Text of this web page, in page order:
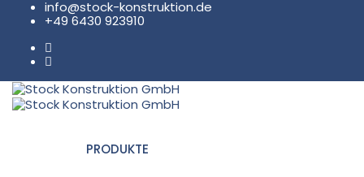
info@stock-konstruktion.de
+49 6430 923910
PRODUKTE